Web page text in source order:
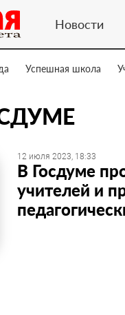
Новости
Успешная школа
12 июля 2023, 18:33
В Госдуме
учителей и